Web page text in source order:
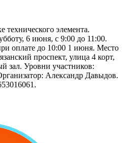
технического элемента.
6 июня, с 9:00 до 11:00.
оплате до 10:00 1 июня. Место
проспект, улица 4 корт,
зал. Уровни участников:
Александр Давыдов.